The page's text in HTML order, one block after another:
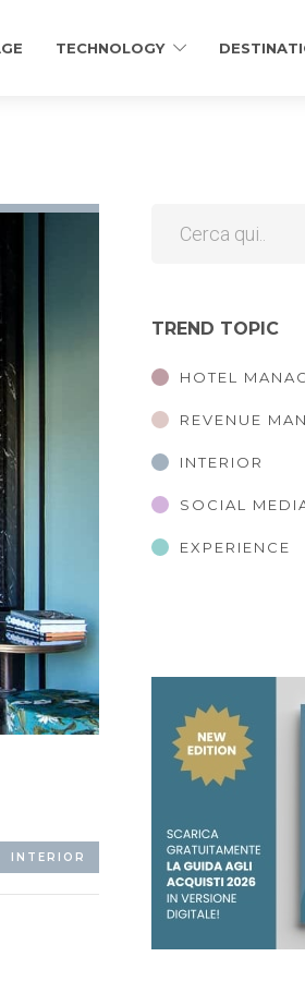
TECHNOLOGY
INTERIOR
TREND TOPIC
HOTEL
REVENUE
INTERIOR
SOCIAL
EXPERIENCE